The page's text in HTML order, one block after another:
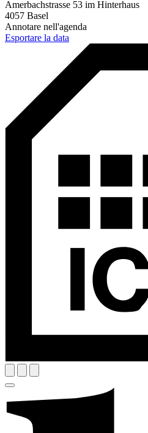
Amerbachstrasse 53 im Hinterhaus
4057 Basel
Annotare nell'agenda
Esportare la data